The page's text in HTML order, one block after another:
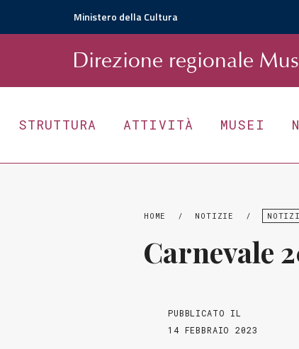
Ministero della Cultura
Direzione regionale
STRUTTURA ATTIVITÀ MUSEI
HOME / NOTIZIE /
Carnevale
PUBBLICATO IL
14 FEBBRAIO 2023